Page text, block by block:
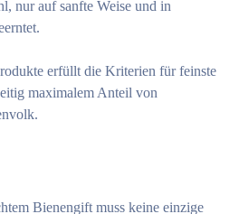
nur auf sanfte Weise und in
erfüllt die Kriterien für feinste
maximalem Anteil von
Bienengift muss keine einzige